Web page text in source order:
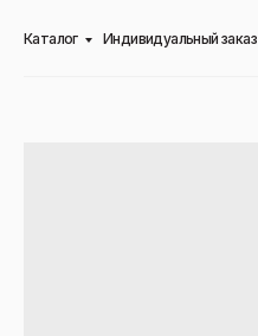
Каталог Индивидуальный заказ